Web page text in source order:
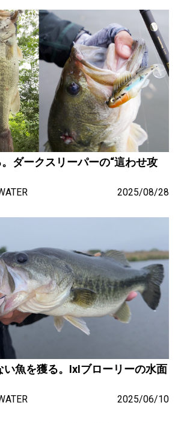
ダークスリーパーの“這わせ攻
2025/08/28
い魚を獲る。IxIブローリーの水面
2025/06/10